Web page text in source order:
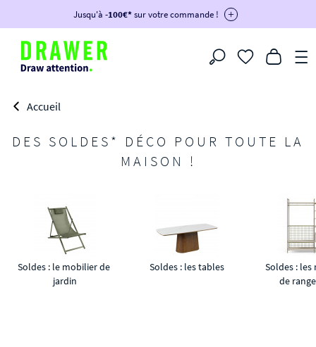
DRAWER DAYS- Profitez de remises allant jusqu'à -50%*
Jusqu'à -100€*sur votre commande !
-50€ dès 500€ avec le code :
-100€ dès 1200€ avec le code : BIKINI100
-voir conditions en bas de page- Filtrer
Accueil
DES SOLDES* DÉCO POUR TOUTE LA
MAISON !
Soldes : le mobilier de
jardin
Soldes : les tables
Soldes :
de